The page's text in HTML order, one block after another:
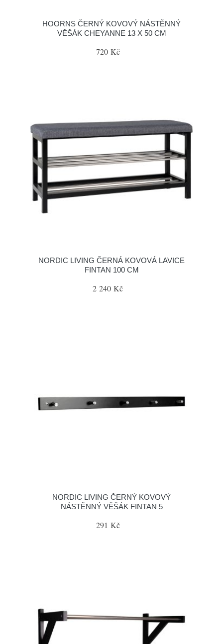
HOORNS ČERNÝ KOVOVÝ NÁSTĚNNÝ
VĚŠÁK CHEYANNE 13 X 50 CM
720 Kč
NORDIC LIVING ČERNÁ KOVOVÁ LAVICE
FINTAN 100 CM
2 240 Kč
NORDIC LIVING ČERNÝ KOVOVÝ
NÁSTĚNNÝ VĚŠÁK FINTAN 5
291 Kč